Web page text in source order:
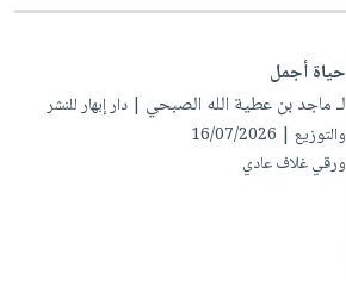
حياة أجمل
لـ ماجد بن عطية الله الصبحي | دار إبهار للنشر
والتوزيع | 16/07/2026
ورقي غلاف عادي